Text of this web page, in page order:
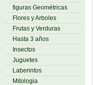
figuras Geométricas
Flores y Arboles
Frutas y Verduras
Hasta 3 años
Insectos
Juguetes
Laberintos
Mitologia